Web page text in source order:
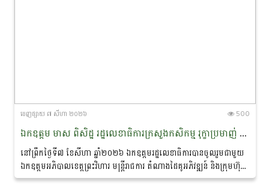
ចេញ​ផ្សាយ​ ៧ សីហា ២០២៦ 500
ឯកឧត្តម មាស ពិសិដ្ឋ រដ្ឋលេខាធិការក្រសួងកសិកម្ម រុក្ខាប្រមាញ់ និងនេសាទ បានចូលរួមជាអធិបតីភាពក្នុងពិធីចុះហត្ថលេខាលក់-ទិញផលិតផលកសិកម្មសរីរាង្គ នៅខេត្តព្រះវិហារ
នៅព្រឹកថ្ងៃទី៧ ខែសីហា ឆ្នាំ២០២៦ ឯកឧត្តមរដ្ឋលេខាធិការបានចូលរួមជាមួយ
ឯកឧត្តមអភិបាលខេត្តព្រះវិហារ មន្ត្រីរាជការ តំណាងដៃគូអភិវឌ្ឍន៍ និងក្រុមហ៊ុន
ឯកជន ព្រមទាំងប្រជាកសិករ...